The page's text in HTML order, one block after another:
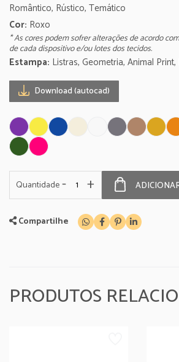
Romântico, Rústico, Temático
Cor: Roxo
* As cores podem sofrer alterações de acordo
de cada dispositivo e/ou lotes dos tecidos.
Estampa: Listras, Geometria, Animal
Download (autocad)
Quantidade- +
Compartilhe
PRODUTOS